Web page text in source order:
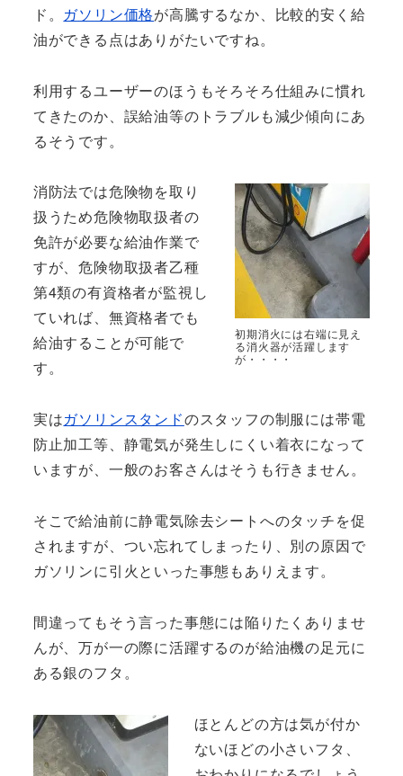
ド。 ガソリン価格が高騰するなか、比較的安く給
油ができる点はありがたいですね。
利用するユーザーのほうもそろそろ仕組みに慣れ
てきたのか、誤給油等のトラブルも減少傾向にあ
るそうです。
初期消火には右端に見え
る消火器が活躍します
が・・・・
消防法では危険物を取り
扱うため危険物取扱者の
免許が必要な給油作業で
すが、危険物取扱者乙種
第4類の有資格者が監視し
ていれば、無資格者でも
給油することが可能で
す。
実はガソリンスタンドのスタッフの制服には帯電
防止加工等、静電気が発生しにくい着衣になって
いますが、一般のお客さんはそうも行きません。
そこで給油前に静電気除去シートへのタッチを促
されますが、つい忘れてしまったり、別の原因で
ガソリンに引火といった事態もありえます。
間違ってもそう言った事態には陥りたくありませ
んが、万が一の際に活躍するのが給油機の足元に
ある銀のフタ。
ほとんどの方は気が付か
ないほどの小さいフタ、